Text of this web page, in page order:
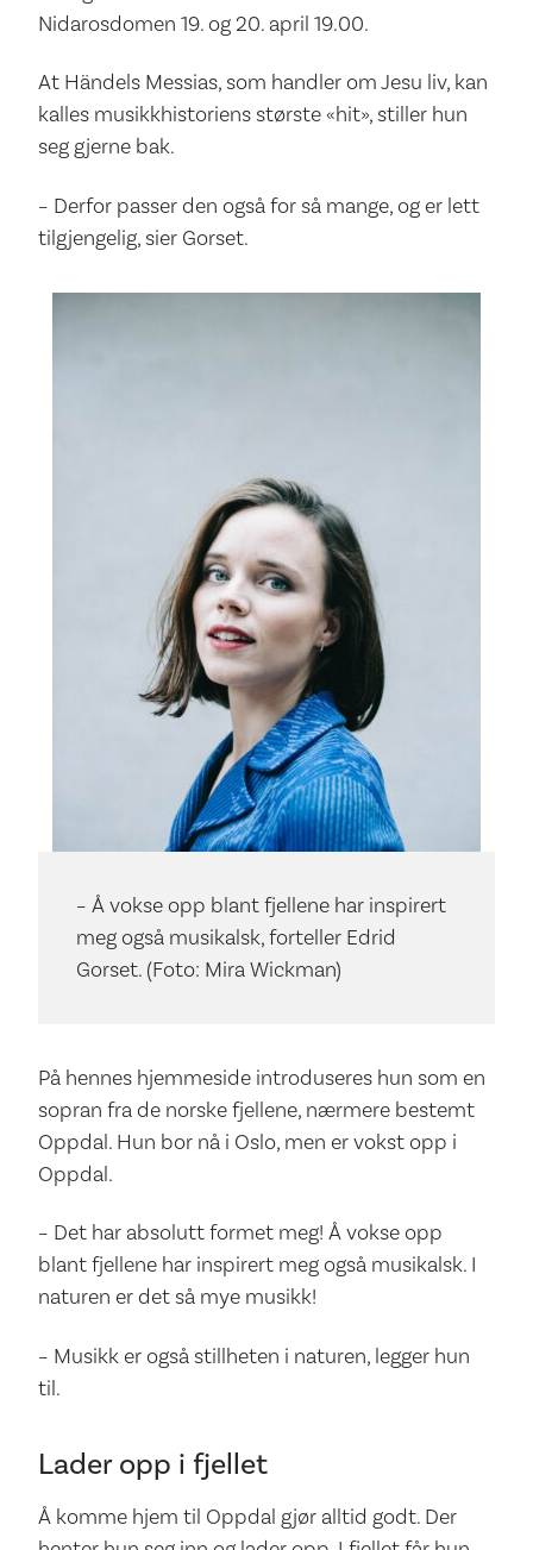
Nidarosdomen 19. og 20. april 19.00.
At Händels Messias, som handler om Jesu liv, kan
kalles musikkhistoriens største «hit», stiller hun
seg gjerne bak.
– Derfor passer den også for så mange, og er lett
tilgjengelig, sier Gorset.
– Å vokse opp blant fjellene har inspirert
meg også musikalsk, forteller Edrid
Gorset. (Foto: Mira Wickman)
På hennes hjemmeside introduseres hun som en
sopran fra de norske fjellene, nærmere bestemt
Oppdal. Hun bor nå i Oslo, men er vokst opp i
Oppdal.
– Det har absolutt formet meg! Å vokse opp
blant fjellene har inspirert meg også musikalsk. I
naturen er det så mye musikk!
– Musikk er også stillheten i naturen, legger hun
til.
Lader opp i fjellet
Å komme hjem til Oppdal gjør alltid godt. Der